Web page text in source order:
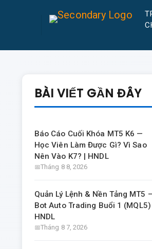
BÀI VIẾT GẦN ĐÂY
Báo Cáo Cuối Khóa MT5 K6 —
Học Viên Làm Được Gì? Vì Sao
Nên Vào K7? | HNDL
Tháng 8 8, 2026
Quản Lý Lệnh & Nền Tảng MT5
Bot Auto Trading Buổi 1 (MQL5) |
HNDL
Tháng 8 7, 2026